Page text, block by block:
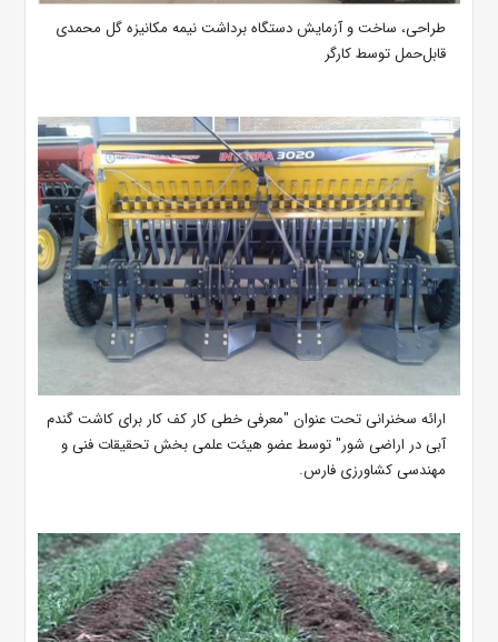
طراحی، ساخت و آزمایش دستگاه برداشت نیمه مکانیزه گل محمدی
قابل‌حمل توسط کارگر
ارائه سخنرانی تحت عنوان "معرفی خطی کار کف کار برای کاشت گندم
آبی در اراضی شور" توسط عضو هیئت علمی بخش تحقیقات فنی و
مهندسی کشاورزی فارس.